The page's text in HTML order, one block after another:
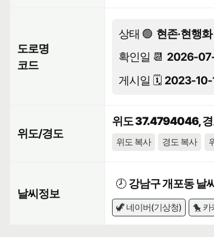
도로명
코드
상태 🟢 현존·현행화
확인일 📆 2026-
게시일 🗓️ 2023-10-
위도/경도
위도 37.4794046,
위도 복사 경도 복사
날씨정보
🕗강남구 개포동 날씨
🦖 네이버(기상청) 🐤 카